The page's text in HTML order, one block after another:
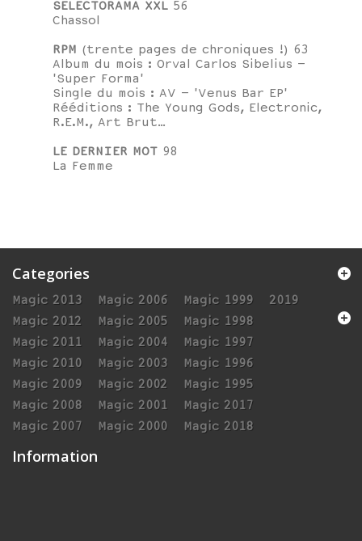
SELECTORAMA XXL 56
Chassol
RPM (trente pages de chroniques !) 63
Album du mois : Orval Carlos Sibelius –
'Super Forma'
Single du mois : AV – 'Venus Bar EP'
Rééditions : The Young Gods, Electronic,
R.E.M., Art Brut…
LE DERNIER MOT 98
La Femme
Categories
Magic 2013
Magic 2012
Magic 2011
Magic 2010
Magic 2009
Magic 2008
Magic 2007
Magic 2006
Magic 2005
Magic 2004
Magic 2003
Magic 2002
Magic 2001
Magic 2000
Magic 1999
Magic 1998
Magic 1997
Magic 1996
Magic 1995
Magic 2017
Magic 2018
2019
Information